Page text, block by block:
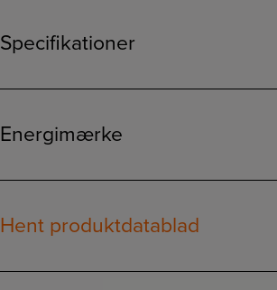
Specifikationer
Energimærke
Hent produktdatablad